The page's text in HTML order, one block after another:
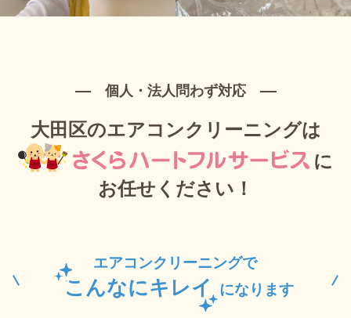
個人・法人問わず対応
大田区のエアコンクリーニングは
に
お任せください！
エアコンクリーニングで
こんなにキレイ になります